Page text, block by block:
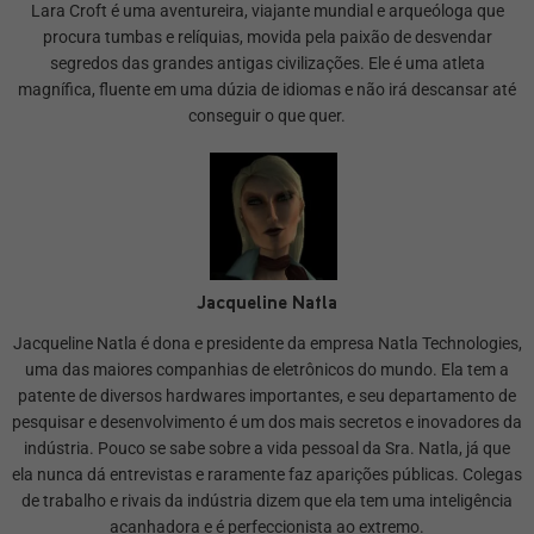
Lara Croft é uma aventureira, viajante mundial e arqueóloga que
procura tumbas e relíquias, movida pela paixão de desvendar
segredos das grandes antigas civilizações. Ele é uma atleta
magnífica, fluente em uma dúzia de idiomas e não irá descansar até
conseguir o que quer.
Jacqueline Natla
Jacqueline Natla é dona e presidente da empresa Natla Technologies,
uma das maiores companhias de eletrônicos do mundo. Ela tem a
patente de diversos hardwares importantes, e seu departamento de
pesquisar e desenvolvimento é um dos mais secretos e inovadores da
indústria. Pouco se sabe sobre a vida pessoal da Sra. Natla, já que
ela nunca dá entrevistas e raramente faz aparições públicas. Colegas
de trabalho e rivais da indústria dizem que ela tem uma inteligência
acanhadora e é perfeccionista ao extremo.